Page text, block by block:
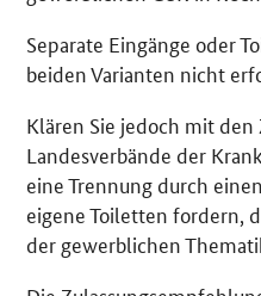
Separate Eingänge oder
beiden Varianten nicht
Klären Sie jedoch mit
Landesverbände der
eine Trennung durch
eigene Toiletten fordern,
der gewerblichen